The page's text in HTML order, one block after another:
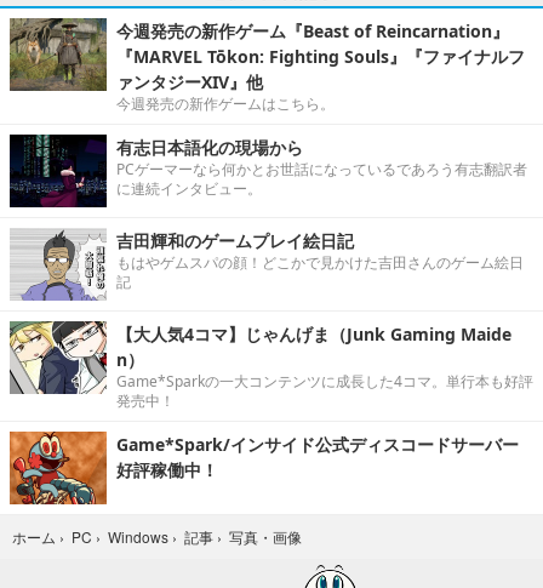
今週発売の新作ゲーム『Beast of Reincarnation』
『MARVEL Tōkon: Fighting Souls』『ファイナルフ
ァンタジーXIV』他
今週発売の新作ゲームはこちら。
有志日本語化の現場から
PCゲーマーなら何かとお世話になっているであろう有志翻訳者
に連続インタビュー。
吉田輝和のゲームプレイ絵日記
もはやゲムスパの顔！どこかで見かけた吉田さんのゲーム絵日
記
【大人気4コマ】じゃんげま（Junk Gaming Maide
n）
Game*Sparkの一大コンテンツに成長した4コマ。単行本も好評
発売中！
Game*Spark/インサイド公式ディスコードサーバー
好評稼働中！
ホーム › PC › Windows › 記事 › 写真・画像